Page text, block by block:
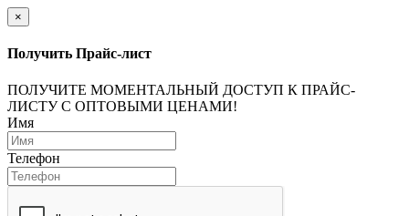
×
Получить Прайс-лист
ПОЛУЧИТЕ МОМЕНТАЛЬНЫЙ ДОСТУП К ПРАЙС-
ЛИСТУ С ОПТОВЫМИ ЦЕНАМИ!
Имя
Телефон